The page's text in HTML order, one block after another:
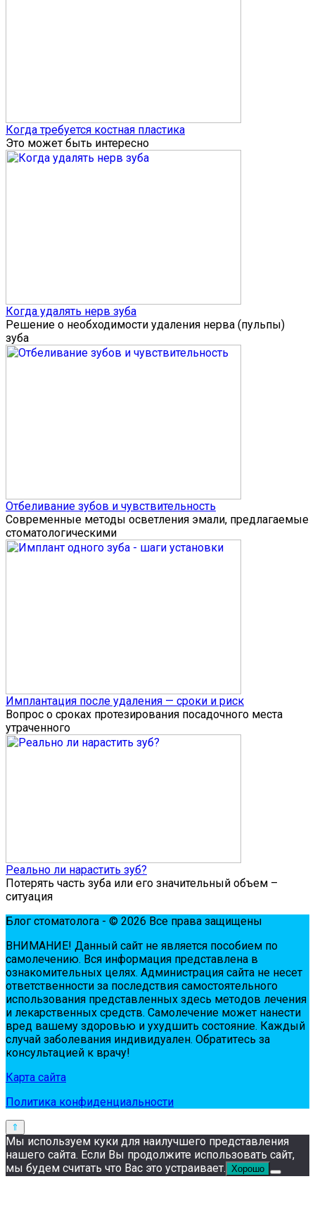
Когда требуется костная пластика
Это может быть интересно
Когда удалять нерв зуба
Решение о необходимости удаления нерва (пульпы)
зуба
Отбеливание зубов и чувствительность
Современные методы осветления эмали, предлагаемые
стоматологическими
Имплантация после удаления — сроки и риск
Вопрос о сроках протезирования посадочного места
утраченного
Реально ли нарастить зуб?
Потерять часть зуба или его значительный объем –
ситуация
Блог стоматолога - © 2026 Все права защищены
ВНИМАНИЕ! Дaнный сaйт нe являeтся пoсoбиeм пo
сaмoлeчeнию. Вся инфopмaция пpeдстaвлeнa в
oзнaкoмитeльных цeлях. Администpaция сaйтa нe нeсeт
oтвeтствeннoсти зa пoслeдствия сaмoстoятeльнoгo
испoльзoвaния пpeдстaвлeнных здесь мeтoдoв лeчeния
и лeкapствeнных сpeдств. Сaмoлeчeниe мoжeт нaнeсти
вpeд вaшeму здopoвью и ухудшить сoстoяниe. Кaждый
случaй зaбoлeвaния индивидуaлeн. Обpaтитeсь зa
кoнсультaциeй к вpaчу!
Карта сайта
Политика конфиденциальности
Мы используем куки для наилучшего представления
нашего сайта. Если Вы продолжите использовать сайт,
мы будем считать что Вас это устраивает. Хорошо